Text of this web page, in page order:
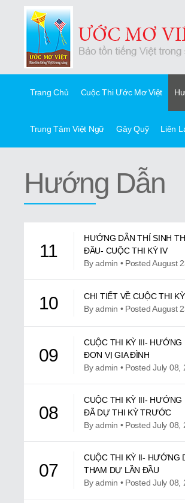
Trang Chủ Cuộc Thi Ước Mơ Việt
Trung Tâm Việt Ngữ Gây Quỹ Liên
Hướng Dẫn
11
HƯỚNG DẪN THÍ SINH
ĐẦU- CUỘC THI KỲ IV
By admin • Posted August
10
CHI TIẾT VỀ CUỘC THI
By admin • Posted August
09
CUỘC THI KỲ III- HƯỚNG
ĐƠN VỊ GIA ĐÌNH
By admin • Posted July 08,
08
CUỘC THI KỲ III- HƯỚNG
ĐÃ DỰ THI KỲ TRƯỚC
By admin • Posted July 08,
07
CUỘC THI KỲ II- HƯỚNG
THAM DỰ LẦN ĐẦU
By admin • Posted July 08,